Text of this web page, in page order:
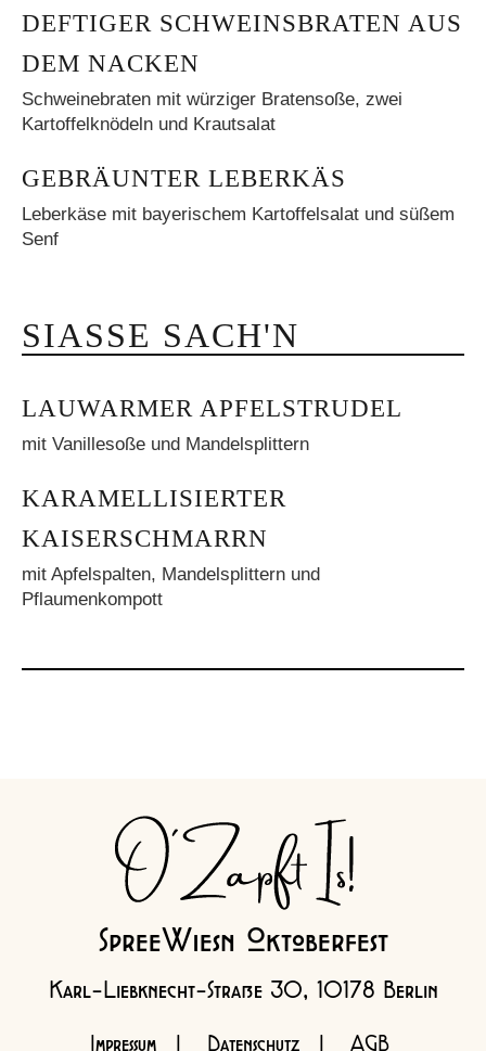
DEFTIGER SCHWEINSBRATEN AUS
DEM NACKEN
Schweinebraten mit würziger Bratensoße, zwei
Kartoffelknödeln und Krautsalat
GEBRÄUNTER LEBERKÄS
Leberkäse mit bayerischem Kartoffelsalat und süßem
Senf
SIASSE SACH'N
LAUWARMER APFELSTRUDEL
mit Vanillesoße und Mandelsplittern
KARAMELLISIERTER
KAISERSCHMARRN
mit Apfelspalten, Mandelsplittern und
Pflaumenkompott
SpreeWiesn Oktoberfest
Karl-Liebknecht-Straße 30, 10178 Berlin